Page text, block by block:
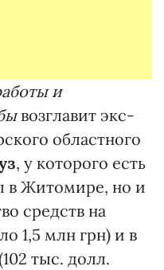
и
возглавит экс-
областного
, у которого есть
в Житомире, но и
средств на
1,5 млн грн) и в
тыс. долл.